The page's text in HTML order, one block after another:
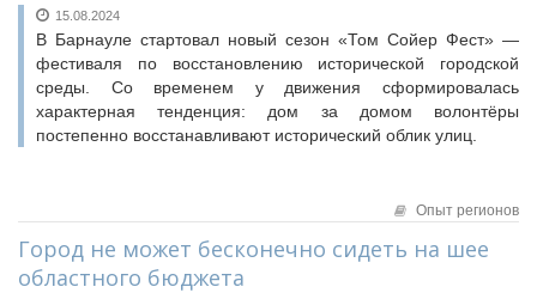
15.08.2024
В Барнауле стартовал новый сезон «Том Сойер Фест» —
фестиваля по восстановлению исторической городской
среды. Со временем у движения сформировалась
характерная тенденция: дом за домом волонтёры
постепенно восстанавливают исторический облик улиц.
Опыт регионов
Город не может бесконечно сидеть на шее
областного бюджета